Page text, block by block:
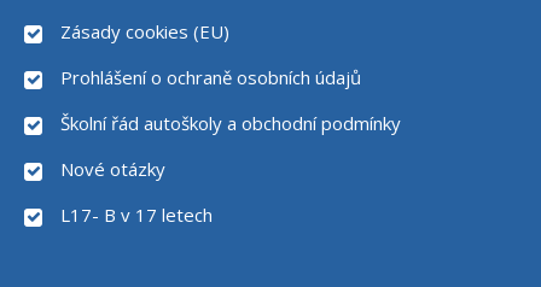
Zásady cookies (EU)
Prohlášení o ochraně osobních údajů
Školní řád autoškoly a obchodní podmínky
Nové otázky
L17- B v 17 letech